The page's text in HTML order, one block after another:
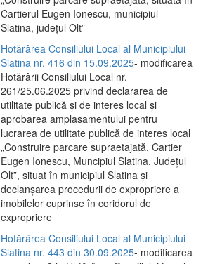
Cartierul Eugen Ionescu, municipiul
Slatina, județul Olt”
Hotărârea Consiliului Local al Municipiului
Slatina nr. 416 din 15.09.2025- modificarea
Hotărârii Consiliului Local nr.
261/25.06.2025 privind declararea de
utilitate publică și de interes local și
aprobarea amplasamentului pentru
lucrarea de utilitate publică de interes local
„Construire parcare supraetajată, Cartier
Eugen Ionescu, Muncipiul Slatina, Județul
Olt”, situat în municipiul Slatina și
declanșarea procedurii de expropriere a
imobilelor cuprinse în coridorul de
expropriere
Hotărârea Consiliului Local al Municipiului
Slatina nr. 443 din 30.09.2025- modificarea